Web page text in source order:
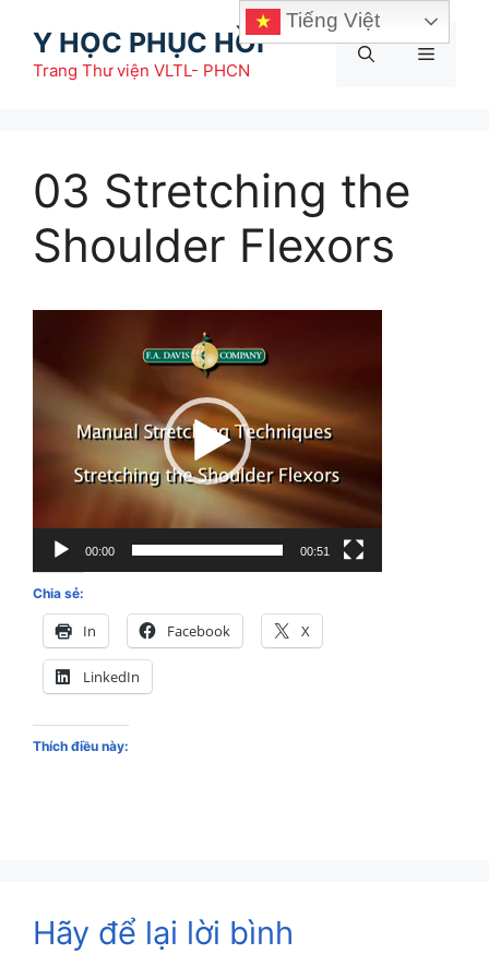
Y HỌC PHỤC HỒI
Trang Thư viện VLTL- PHCN
Menu
03 Stretching the
Shoulder Flexors
Video
00:00 00:51
Chia sẻ:
In Facebook X
LinkedIn
Thích điều này:
Hãy để lại lời bình
Tiếng Việt